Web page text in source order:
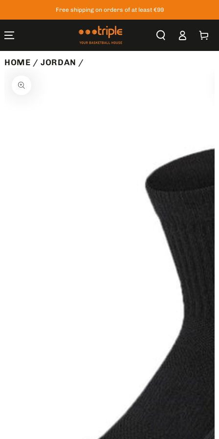
Free shipping on orders of at least €99
in
Cart
HOME / JORDAN /
INFORMATION